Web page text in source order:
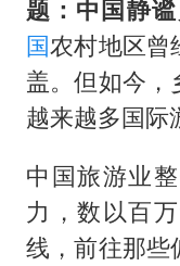
题：中国静
国农村地区曾
盖。但如今，
越来越多国际
中国旅游业
力，数以百
线，前往那些